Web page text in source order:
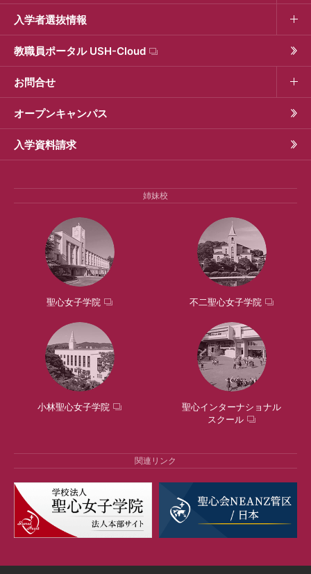
入学者選抜情報
教職員ポータル USH-Cloud
お問合せ
オープンキャンパス
入学資料請求
姉妹校
聖心女子学院 不二聖心女子学院
小林聖心女子学院
聖心インターナショナル
スクール
関連リンク